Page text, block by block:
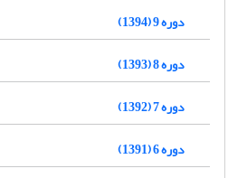
دوره 9 (1394)
دوره 8 (1393)
دوره 7 (1392)
دوره 6 (1391)